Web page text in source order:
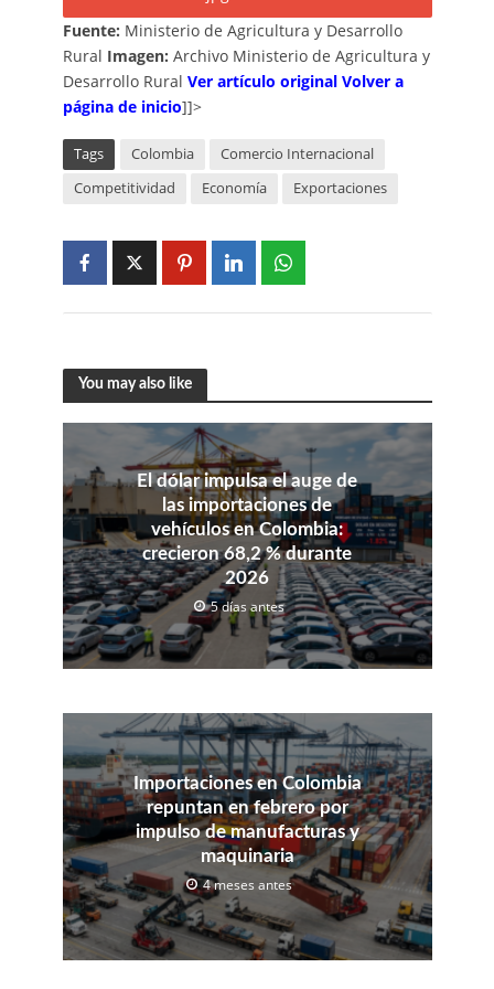
Fuente: Ministerio de Agricultura y Desarrollo
Rural Imagen: Archivo Ministerio de Agricultura y
Desarrollo Rural Ver artículo original Volver a
página de inicio]]>
Tags Colombia
Comercio Internacional
Competitividad
Economía Exportaciones
You may also like
El dólar impulsa el auge de
las importaciones de
vehículos en Colombia:
crecieron 68,2 % durante
2026
5 días antes
Importaciones en Colombia
repuntan en febrero por
impulso de manufacturas y
maquinaria
4 meses antes